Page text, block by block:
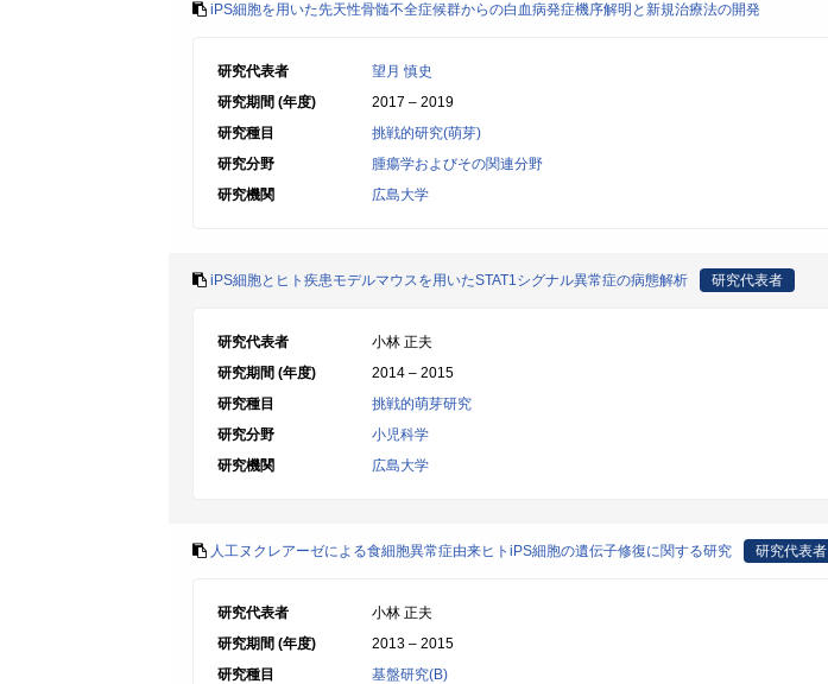
iPS細胞を用いた先天性骨髄不全症候群からの白血病発症機序解明と新規治療法の開発
研究代表者
望月 慎史
研究期間 (年度)
2017 – 2019
研究種目
挑戦的研究(萌芽)
研究分野
腫瘍学およびその関連分野
研究機関
広島大学
iPS細胞とヒト疾患モデルマウスを用いたSTAT1シグナル異常症の病態解析 研究代表者
研究代表者
小林 正夫
研究期間 (年度)
2014 – 2015
研究種目
挑戦的萌芽研究
研究分野
小児科学
研究機関
広島大学
人工ヌクレアーゼによる食細胞異常症由来ヒトiPS細胞の遺伝子修復に関する研究 研究代表者
研究代表者
小林 正夫
研究期間 (年度)
2013 – 2015
研究種目
基盤研究(B)